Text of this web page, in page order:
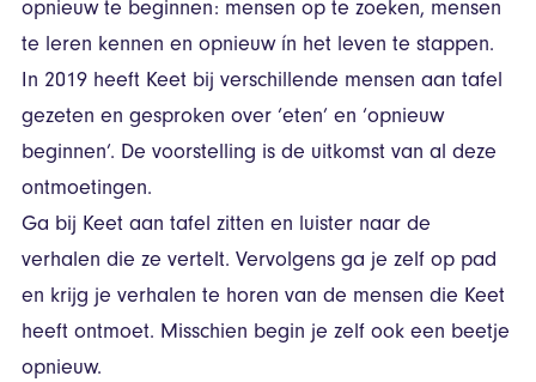
opnieuw te beginnen: mensen op te zoeken, mensen
te leren kennen en opnieuw ín het leven te stappen.
In 2019 heeft Keet bij verschillende mensen aan tafel
gezeten en gesproken over ‘eten’ en ‘opnieuw
beginnen’. De voorstelling is de uitkomst van al deze
ontmoetingen.
Ga bij Keet aan tafel zitten en luister naar de
verhalen die ze vertelt. Vervolgens ga je zelf op pad
en krijg je verhalen te horen van de mensen die Keet
heeft ontmoet. Misschien begin je zelf ook een beetje
opnieuw.